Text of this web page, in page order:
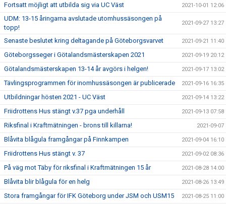
Fortsatt möjligt att utbilda sig via UC Väst 2021-10-01 12:06
UDM: 13-15 åringarna avslutade utomhussäsongen på
topp!
2021-09-27 13:27
Senaste beslutet kring deltagande på Göteborgsvarvet 2021-09-21 11:40
Göteborgsseger i Götalandsmästerskapen 2021 2021-09-19 20:12
Götalandsmästerskapen 13-14 år avgörs i helgen! 2021-09-17 13:02
Tävlingsprogrammen för inomhussäsongen är publicerade 2021-09-16 16:35
Utbildningar hösten 2021 - UC Väst 2021-09-14 13:22
Friidrottens Hus stängt v.37 pga underhåll 2021-09-13 07:58
Riksfinal i Kraftmätningen - brons till killarna! 2021-09-07
Blåvita blågula framgångar på Finnkampen 2021-09-04 16:10
Friidrottens Hus stängt v. 37 2021-09-02 08:36
På väg mot Täby för riksfinal i Kraftmätningen 15 år 2021-08-28 14:00
Blåvita blir blågula för en helg 2021-08-26 13:49
Stora framgångar för IFK Göteborg under JSM och USM15 2021-08-25 11:00